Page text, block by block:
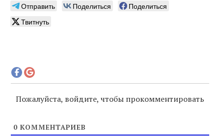
Отправить Поделиться
Поделиться
Твитнуть
Пожалуйста, войдите, чтобы прокомментировать
0 КОММЕНТАРИЕВ